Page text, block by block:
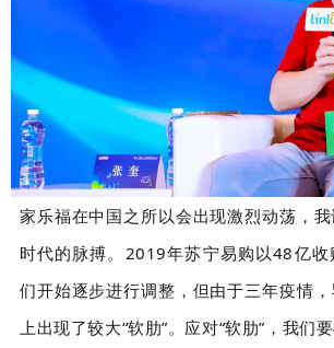
家乐福在中国之所以会出现激烈动荡，
时代的脉搏。2019年苏宁易购以48亿收
们开始逐步进行调整，但由于三年疫情
上出现了较大“软肋”。应对“软肋”，我们